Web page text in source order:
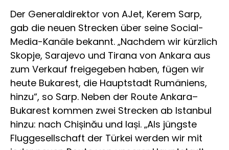
Der Generaldirektor von AJet, Kerem Sarp,
gab die neuen Strecken über seine Social-
Media-Kanäle bekannt. „Nachdem wir kürzlich
Skopje, Sarajevo und Tirana von Ankara aus
zum Verkauf freigegeben haben, fügen wir
heute Bukarest, die Hauptstadt Rumäniens,
hinzu“, so Sarp. Neben der Route Ankara–
Bukarest kommen zwei Strecken ab Istanbul
hinzu: nach Chișinău und Iași. „Als jüngste
Fluggesellschaft der Türkei werden wir mit